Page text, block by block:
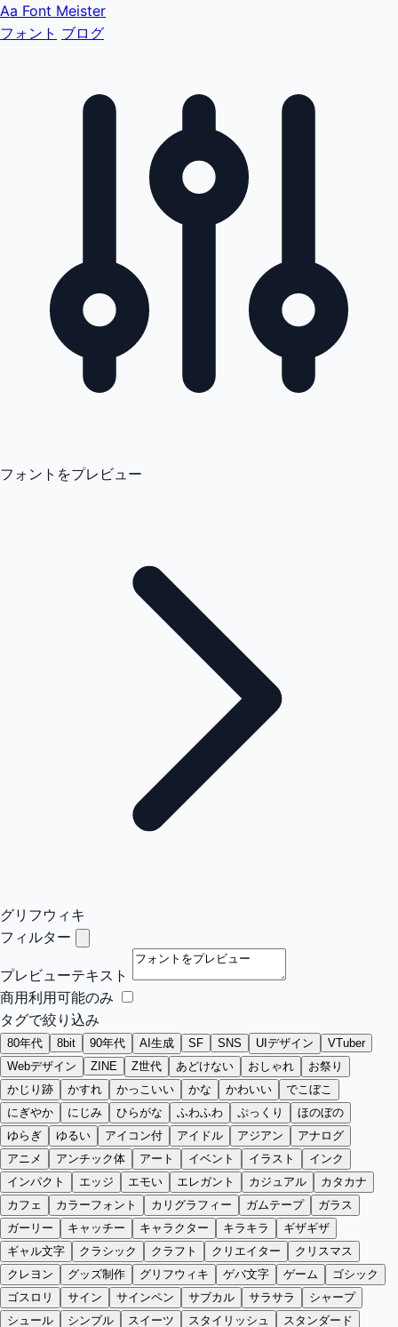
Aa Font Meister
フォント ブログ
フォントをプレビュー
グリフウィキ
フィルター
プレビューテキスト
商用利用可能のみ
タグで絞り込み
80年代 8bit 90年代 AI生成 SF SNS UIデザイン
VTuber
Webデザイン
ZINE Z世代 あどけない おしゃれ
お祭り
かじり跡
かすれ かっこいい かな かわいい
でこぼこ
にぎやか
にじみ ひらがな ふわふわ ぷっくり
ほのぼの
ゆらぎ
ゆるい アイコン付 アイドル アジアン
アナログ
アニメ
アンチック体 アート イベント イラスト
インク
インパクト
エッジ エモい エレガント カジュアル
カタカナ
カフェ
カラーフォント カリグラフィー ガムテープ
ガラス
ガーリー
キャッチー キャラクター キラキラ
ギザギザ
ギャル文字
クラシック クラフト クリエイター
クリスマス
クレヨン
グッズ制作 グリフウィキ ゲバ文字 ゲーム
ゴシック
ゴスロリ
サイン サインペン サブカル サラサラ
シャープ
シュール
シンプル スイーツ スタイリッシュ
スタンダード